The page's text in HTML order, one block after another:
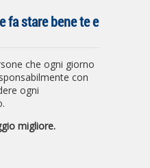
fa stare bene te e
che ogni giorno
con
ogni
migliore.